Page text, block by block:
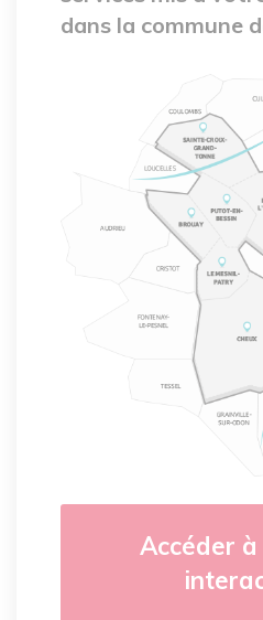
dans la commune
Accéder